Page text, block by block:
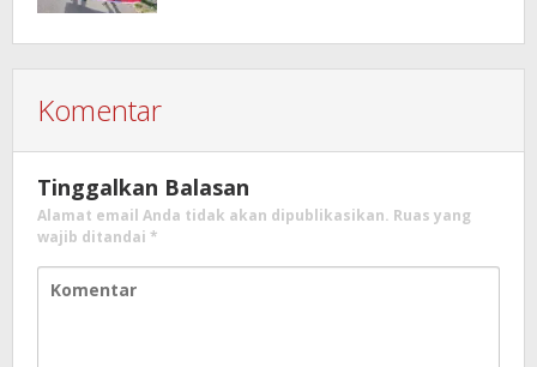
Komentar
Tinggalkan Balasan
Alamat email Anda tidak akan dipublikasikan. Ruas yang
wajib ditandai *